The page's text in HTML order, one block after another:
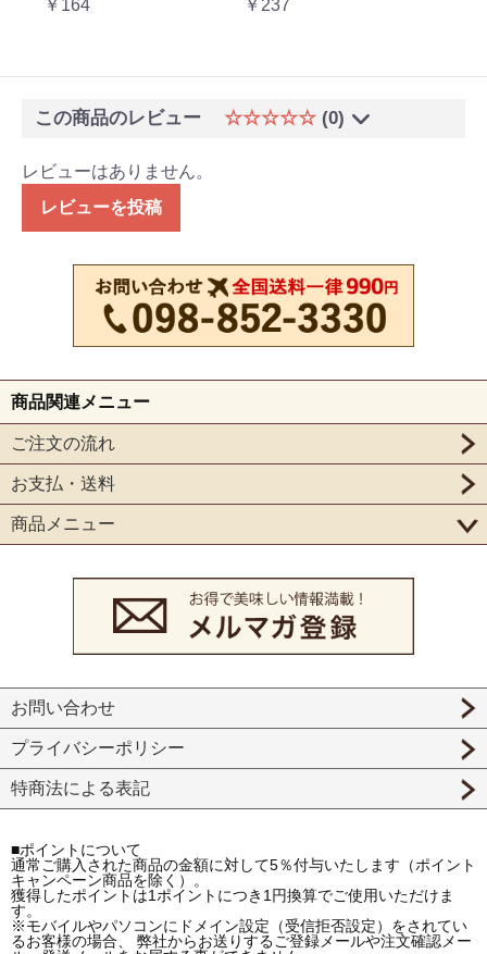
この商品のレビュー ☆☆☆☆☆ (0)
レビューはありません。
レビューを投稿
商品関連メニュー
ご注文の流れ
お支払・送料
商品メニュー
お問い合わせ
プライバシーポリシー
特商法による表記
■ポイントについて
通常ご購入された商品の金額に対して5％付与いたします（ポイント
キャンペーン商品を除く）。
獲得したポイントは1ポイントにつき1円換算でご使用いただけま
す。
※モバイルやパソコンにドメイン設定（受信拒否設定）をされてい
るお客様の場合、 弊社からお送りするご登録メールや注文確認メー